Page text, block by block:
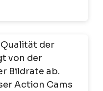
Qualität der
von der
Bildrate ab.
Action Cams